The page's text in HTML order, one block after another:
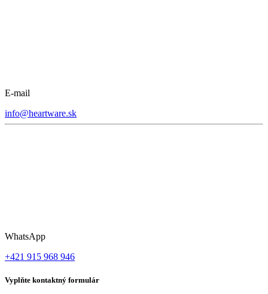
E-mail
info@heartware.sk
WhatsApp
+421 915 968 946
Vyplňte kontaktný formulár